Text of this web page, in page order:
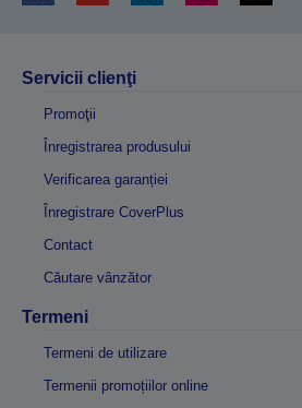
Servicii clienţi
Promoţii
Înregistrarea produsului
Verificarea garanției
Înregistrare CoverPlus
Contact
Căutare vânzător
Termeni
Termeni de utilizare
Termenii promoțiilor online